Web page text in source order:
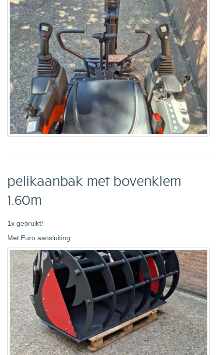
pelikaanbak met bovenklem
1.60m
1x gebruikt!
Met Euro aansluiting